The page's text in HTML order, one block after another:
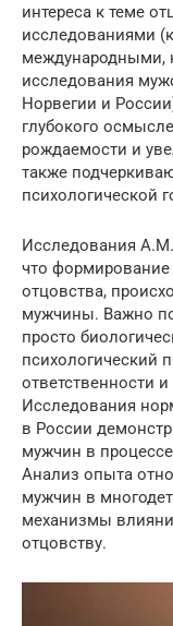
интереса к теме
исследованиями
международными,
исследования
Норвегии и
глубокого
рождаемости и
также
психологической
Исследования
что формирование
отцовства,
мужчины. Важно
просто
психологический
ответственности
Исследования
в России
мужчин в
Анализ опыта
мужчин в
механизмы
отцовству.